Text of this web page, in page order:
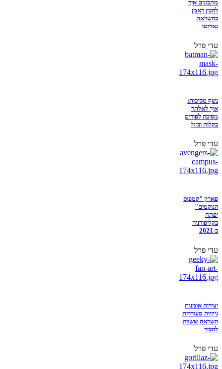
מתכונים איך
להכין ראמן
בהשראת
נארוטו
עדי פרל
נשף מסיכות:
איך לאלתר
מסיכה לפורים
בקלות ובזול
עדי פרל
פארק "קמפוס
הנוקמים"
יפתח
בקליפורניה
ב-2021
עדי פרל
יצירות אומנות
גיקיות מעוררות
השראה ששווה
להכיר
עדי פרל